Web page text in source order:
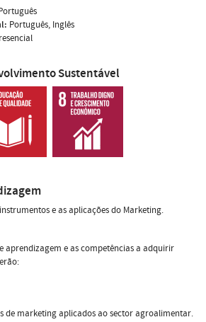
Português, Inglês
Sustentável
e as aplicações do Marketing.
aprendizagem e as competências a adquirir
de marketing aplicados ao sector agroalimentar.